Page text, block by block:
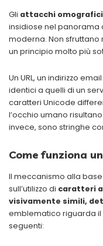
Gli attacchi omografici
insidiose nel panorama
moderna. Non
un principio molto più
Un URL, un indirizzo
identici a quelli di un
caratteri Unicode
l’occhio umano
invece, sono stringhe
Come funziona
Il meccanismo alla
sull’utilizzo di caratteri
visivamente simili,
emblematico riguarda il
seguenti: